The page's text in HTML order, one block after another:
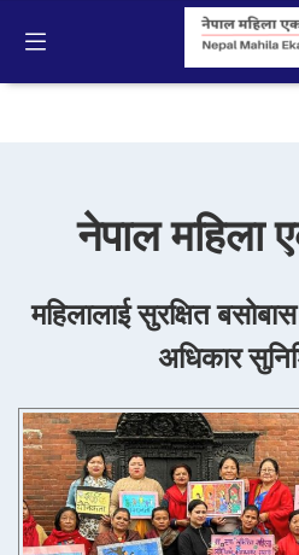
गतिविधिहरू
तस्बिर
अन्तरक्रियात्मक मिडिया
हाम्रोबारे
नेपाल महिला
महिलालाई सुरक्षित
अधिकार